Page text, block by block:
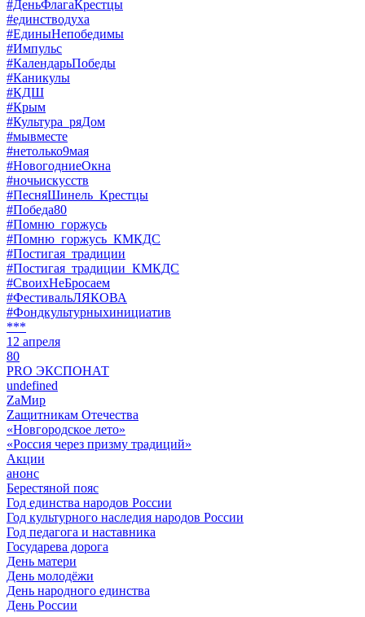
#ДеньФлагаКрестцы
#единстводуха
#ЕдиныНепобедимы
#Импульс
#КалендарьПобеды
#Каникулы
#КДШ
#Крым
#Культура_ряДом
#мывместе
#нетолько9мая
#НовогодниеОкна
#ночьискусств
#ПесняШинель_Крестцы
#Победа80
#Помню_горжусь
#Помню_горжусь_КМКДС
#Постигая_традиции
#Постигая_традиции_КМКДС
#СвоихНеБросаем
#ФестивальЛЯКОВА
#Фондкультурныхинициатив
***
12 апреля
80
PRO ЭКСПОНАТ
undefined
ZaМир
Zащитникам Отечества
«Новгородское лето»
«Россия через призму традиций»
Акции
анонс
Берестяной пояс
Год единства народов России
Год культурного наследия народов России
Год педагога и наставника
Государева дорога
День матери
День молодёжи
День народного единства
День России